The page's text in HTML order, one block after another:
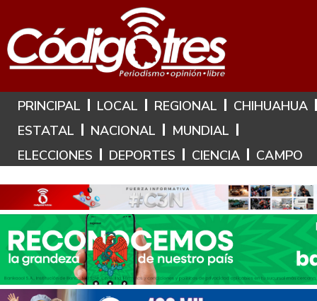
Hoy es: 10 de Agosto de 2026
PRINCIPAL LOCAL REGIONAL
CHIHUAHUA
ESTATAL
NACIONAL
MUNDIAL
ELECCIONES
DEPORTES CIENCIA CAMPO